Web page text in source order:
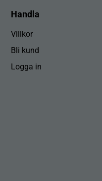
Handla
Villkor
Bli kund
Logga in